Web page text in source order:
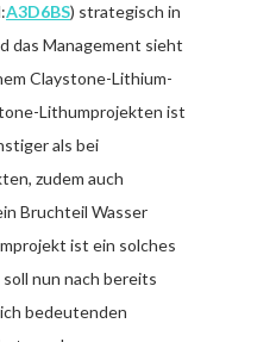
A3D6BS) strategisch in
das Management sieht
Claystone-Lithium-
Lithumprojekten ist
als bei
zudem auch
Bruchteil Wasser
ist ein solches
nun nach bereits
bedeutenden